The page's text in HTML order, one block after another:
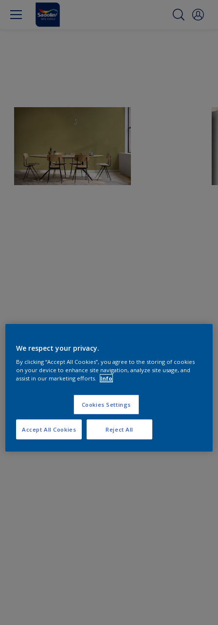
We respect your privacy.
By clicking “Accept All Cookies”, you agree to the storing of cookies
on your device to enhance site navigation, analyze site usage, and
assist in our marketing efforts.
Info
Cookies Settings
Reject All
Accept All Cookies